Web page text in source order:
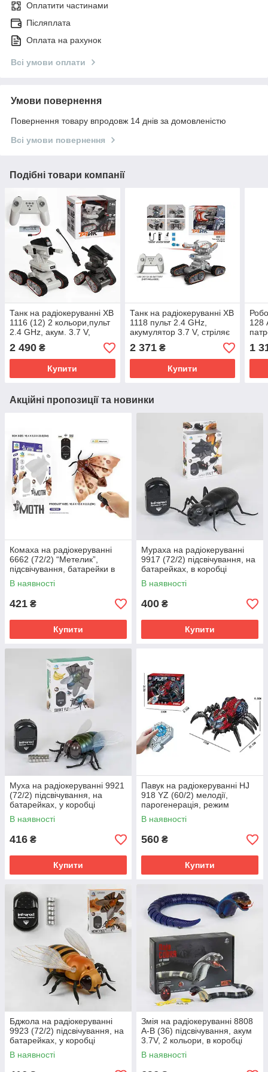
Оплатити частинами
Післяплата
Оплата на рахунок
Всі умови оплати
Умови повернення
Повернення товару впродовж 14 днів за домовленістю
Всі умови повернення
Подібні товари компанії
Танк на радіокеруванні XB
1116 (12) 2 кольори,пульт
2.4 GHz, акум. 3.7 V,
стріляє орбізами,
підсвічування, звуки,
мелодії, орбізи,
2 490 ₴
Купити
Танк на радіокеруванні XB
1118 пульт 2.4 GHz,
акумулятор 3.7 V, стріляє
орбізами, підсвічування,
звуки, мелодії, орбізи,
пляшечка
2 371₴
Купити
128
хід,
1
Акційні пропозиції та новинки
Комаха на радіокеруванні
6662 (72/2) “Метелик”,
підсвічування, батарейки в
комплекті, рухливі елементи,
в коробці
В наявності
421 ₴
Купити
Мураха на радіокеруванні
9917 (72/2) підсвічування, на
батарейках, в коробці
В наявності
400 ₴
Купити
Муха на радіокеруванні 9921
(72/2) підсвічування, на
батарейках, у коробці
В наявності
416 ₴
Купити
Павук на радіокеруванні HJ
918 YZ (60/2) мелодії,
парогенерація, режим
демонстрації, підсвічування,
звуки, на батарейках, пульт
В наявності
560 ₴
Купити
Бджола на радіокеруванні
9923 (72/2) підсвічування, на
батарейках, у коробці
В наявності
Змія на радіокеруванні 8808
А-В (36) підсвічування, акум
3.7V, 2 кольори, в коробці
В наявності